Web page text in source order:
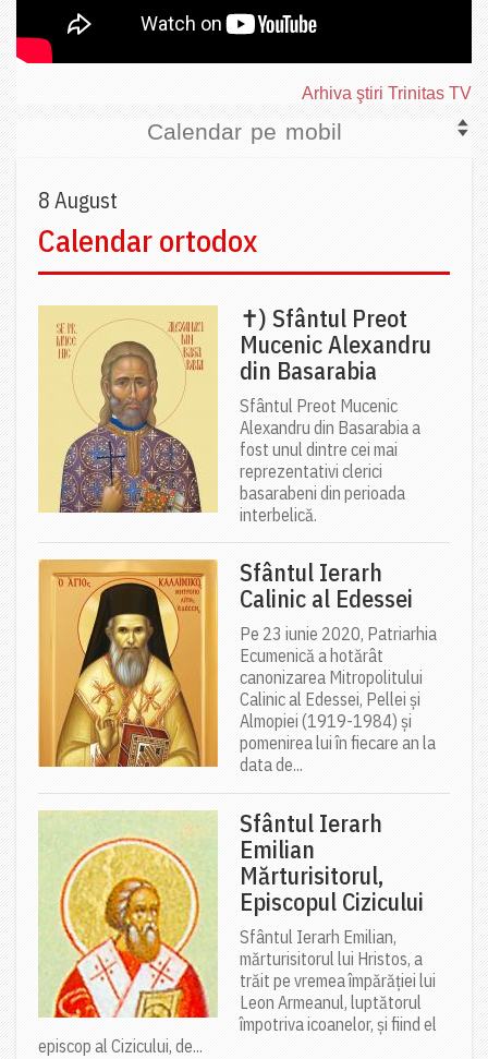
Arhiva ştiri Trinitas TV
Calendar pe mobil
8 August
Calendar ortodox
✝) Sfântul Preot
Mucenic Alexandru
din Basarabia
Sfântul Preot Mucenic
Alexandru din Basarabia a
fost unul dintre cei mai
reprezentativi clerici
basarabeni din perioada
interbelică.
Sfântul Ierarh
Calinic al Edessei
Pe 23 iunie 2020, Patriarhia
Ecumenică a hotărât
canonizarea Mitropolitului
Calinic al Edessei, Pellei și
Almopiei (1919-1984) și
pomenirea lui în fiecare an la
data de...
Sfântul Ierarh
Emilian
Mărturisitorul,
Episcopul Cizicului
Sfântul Ierarh Emilian,
mărturisitorul lui Hristos, a
trăit pe vremea împărăției lui
Leon Armeanul, luptătorul
împotriva icoanelor, și fiind el
episcop al Cizicului, de...